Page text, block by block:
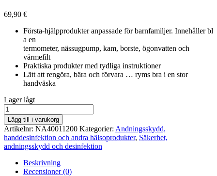
69,90 €
Första-hjälpprodukter anpassade för barnfamiljer. Innehåller bl
a en
termometer, nässugpump, kam, borste, ögonvatten och
värmefilt
Praktiska produkter med tydliga instruktioner
Lätt att rengöra, bära och förvara … ryms bra i en stor
handväska
lager
saldo
Lager lågt
Första
hjälpen
väska
Baby
+
Toddler
mängd
Lägg till i varukorg
Artikelnr: NA40011200 Kategorier: Andningsskydd,
handdesinfektion och andra hälsoprodukter, Säkerhet,
andningsskydd och desinfektion
Beskrivning
Recensioner (0)